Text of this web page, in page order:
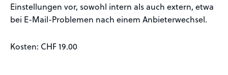
Einstellungen vor, sowohl intern als auch extern, etwa
bei E-Mail-Problemen nach einem Anbieterwechsel.
Kosten: CHF 19.00